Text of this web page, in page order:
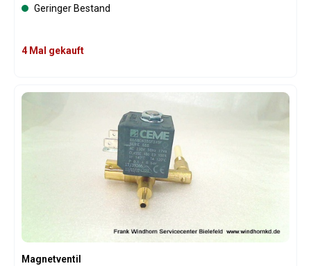
Geringer Bestand
4 Mal gekauft
Magnetventil